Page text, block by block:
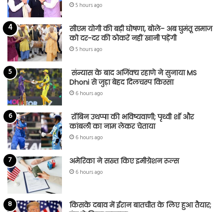
5 hours ago
सीएम योगी की बड़ी घोषणा, बोले- अब घुमंतू समाज
को दर-दर की ठोकरें नहीं खानी पड़ेंगी
5 hours ago
संन्यास के बाद अजिंक्‍य रहाणे ने सुनाया MS
Dhoni से जुड़ा बेहद दिलचस्प किस्सा
6 hours ago
रॉबिन उथप्पा की भविष्यवाणी; पृथ्वी शॉ और
कांबली का नाम लेकर चेताया
6 hours ago
अमेरिका ने सख्त किए इमीग्रेशन रूल्स
6 hours ago
किसके दबाव में ईरान बातचीत के लिए हुआ तैयार;